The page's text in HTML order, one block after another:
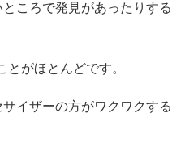
ころで発見があったりする
がほとんどです。
イザーの方がワクワクする